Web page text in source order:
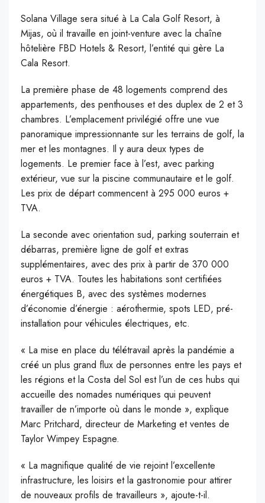
Solana Village sera situé à La Cala Golf Resort, à
Mijas, où il travaille en joint-venture avec la chaîne
hôtelière FBD Hotels & Resort, l’entité qui gère La
Cala Resort.
La première phase de 48 logements comprend des
appartements, des penthouses et des duplex de 2 et 3
chambres. L’emplacement privilégié offre une vue
panoramique impressionnante sur les terrains de golf, la
mer et les montagnes. Il y aura deux types de
logements. Le premier face à l’est, avec parking
extérieur, vue sur la piscine communautaire et le golf.
Les prix de départ commencent à 295 000 euros +
TVA.
La seconde avec orientation sud, parking souterrain et
débarras, première ligne de golf et extras
supplémentaires, avec des prix à partir de 370 000
euros + TVA. Toutes les habitations sont certifiées
énergétiques B, avec des systèmes modernes
d’économie d’énergie : aérothermie, spots LED, pré-
installation pour véhicules électriques, etc.
« La mise en place du télétravail après la pandémie a
créé un plus grand flux de personnes entre les pays et
les régions et la Costa del Sol est l’un de ces hubs qui
accueille des nomades numériques qui peuvent
travailler de n’importe où dans le monde », explique
Marc Pritchard, directeur de Marketing et ventes de
Taylor Wimpey Espagne.
« La magnifique qualité de vie rejoint l’excellente
infrastructure, les loisirs et la gastronomie pour attirer
de nouveaux profils de travailleurs », ajoute-t-il.